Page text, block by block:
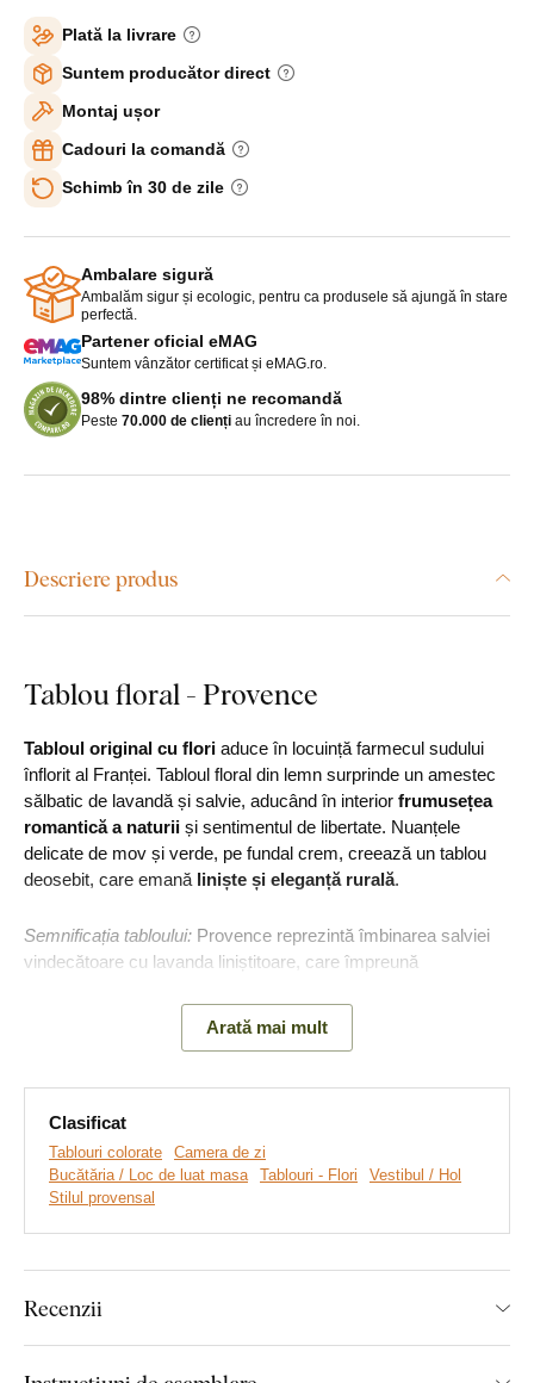
Plată la livrare
Suntem producător direct
Montaj ușor
Cadouri la comandă
Schimb în 30 de zile
Ambalare sigură
Ambalăm sigur și ecologic, pentru ca produsele să ajungă în stare
perfectă.
Partener oficial eMAG
Suntem vânzător certificat și eMAG.ro.
98% dintre clienți ne recomandă
Peste 70.000 de clienți au încredere în noi.
Descriere produs
Tablou floral - Provence
Tabloul original cu flori aduce în locuință farmecul sudului
înflorit al Franței. Tabloul floral din lemn surprinde un amestec
sălbatic de lavandă și salvie, aducând în interior frumusețea
romantică a naturii și sentimentul de libertate. Nuanțele
delicate de mov și verde, pe fundal crem, creează un tablou
deosebit, care emană liniște și eleganță rurală.
Semnificația tabloului: Provence reprezintă îmbinarea salviei
vindecătoare cu lavanda liniștitoare, care împreună
Arată mai mult
Clasificat
Tablouri colorate
Camera de zi
Bucătăria / Loc de luat masa
Tablouri - Flori
Vestibul / Hol
Stilul provensal
Recenzii